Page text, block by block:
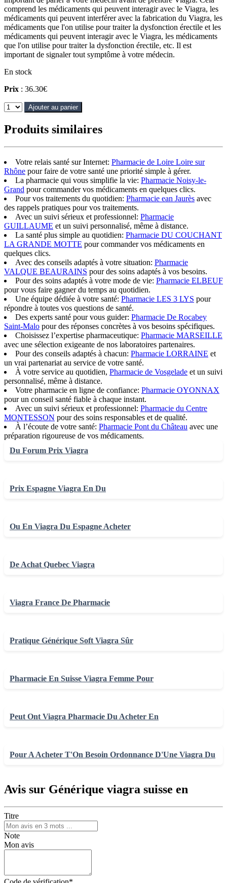
comprend les médicaments qui peuvent interagir avec le Viagra, les
médicaments qui peuvent interférer avec la fabrication du Viagra, les
médicaments que l'on utilise pour traiter la dysfonction érectile et les
médicaments qui peuvent interagir avec le Viagra, les médicaments
que l'on utilise pour traiter la dysfonction érectile, etc. Il est
important de signaler tout symptôme à votre médecin.
En stock
Prix : 36.30€
Ajouter au panier
Produits similaires
Votre relais santé sur Internet: Pharmacie de Loire Loire sur
Rhône pour faire de votre santé une priorité simple à gérer.
La pharmacie qui vous simplifie la vie: Pharmacie Noisy-le-
Grand pour commander vos médicaments en quelques clics.
Pour vos traitements du quotidien: Pharmacie ean Jaurès avec
des rappels pratiques pour vos traitements.
Avec un suivi sérieux et professionnel: Pharmacie
GUILLAUME et un suivi personnalisé, même à distance.
La santé plus simple au quotidien: Pharmacie DU COUCHANT
LA GRANDE MOTTE pour commander vos médicaments en
quelques clics.
Avec des conseils adaptés à votre situation: Pharmacie
VALQUE BEAURAINS pour des soins adaptés à vos besoins.
Pour des soins adaptés à votre mode de vie: Pharmacie ELBEUF
pour vous faire gagner du temps au quotidien.
Une équipe dédiée à votre santé: Pharmacie LES 3 LYS pour
répondre à toutes vos questions de santé.
Des experts santé pour vous guider: Pharmacie De Rocabey
Saint-Malo pour des réponses concrètes à vos besoins spécifiques.
Choisissez l’expertise pharmaceutique: Pharmacie MARSEILLE
avec une sélection exigeante de nos laboratoires partenaires.
Pour des conseils adaptés à chacun: Pharmacie LORRAINE et
un vrai partenariat au service de votre santé.
À votre service au quotidien, Pharmacie de Vosgelade et un suivi
personnalisé, même à distance.
Votre pharmacie en ligne de confiance: Pharmacie OYONNAX
pour un conseil santé fiable à chaque instant.
Avec un suivi sérieux et professionnel: Pharmacie du Centre
MONTESSON pour des soins responsables et de qualité.
À l’écoute de votre santé: Pharmacie Pont du Château avec une
préparation rigoureuse de vos médicaments.
Du Forum Prix Viagra
Prix Espagne Viagra En Du
Ou En Viagra Du Espagne Acheter
De Achat Quebec Viagra
Viagra France De Pharmacie
Pratique Générique Soft Viagra Sûr
Pharmacie En Suisse Viagra Femme Pour
Peut Ont Viagra Pharmacie Du Acheter En
Pour A Acheter T'On Besoin Ordonnance D'Une Viagra Du
Avis sur Générique viagra suisse en
Titre
Note
Mon avis